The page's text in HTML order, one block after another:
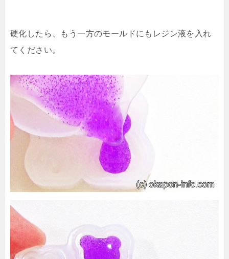
硬化したら、もう一方のモールドにもレジン液を入れ
てください。